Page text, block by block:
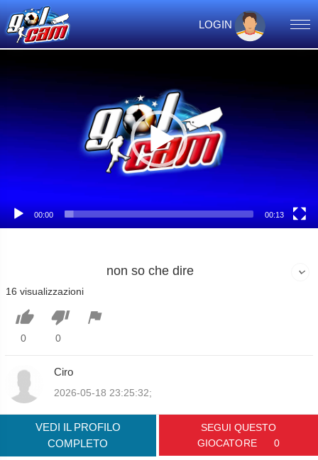
LOGIN
00:00 00:13
non so che dire
16 visualizzazioni

0

0

Ciro
2026-05-18 23:25:32;
VEDI IL PROFILO
COMPLETO
SEGUI QUESTO
GIOCATORE
0